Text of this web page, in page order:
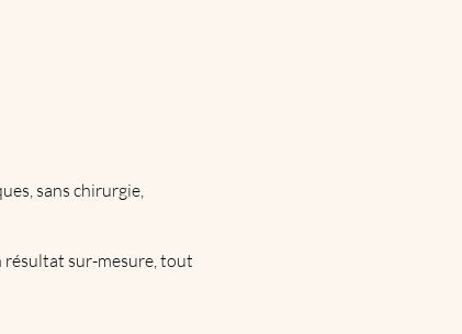
sans chirurgie,
résultat sur-mesure, tout